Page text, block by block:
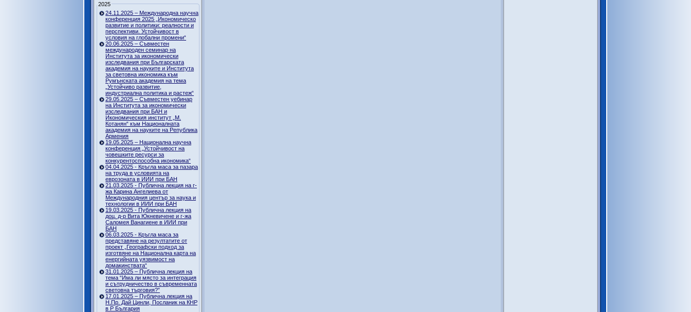
2025
24.11.2025 – Международна научна
конференция 2025 „Икономическо
развитие и политики: реалности и
перспективи. Устойчивост в
условия на глобални промени“
20.06.2025 – Съвместен
международен семинар на
Института за икономически
изследвания при Българската
академия на науките и Института
за световна икономика към
Румънската академия на тема
„Устойчиво развитие,
индустриална политика и растеж“
29.05.2025 – Съвместен уебинар
на Института за икономически
изследвания при БАН и
Икономическия институт „М.
Котанян“ към Националната
академия на науките на Република
Армения
19.05.2025 – Национална научна
конференция „Устойчивост на
човешките ресурси за
конкурентоспособна икономика“
04.04.2025 - Кръгла маса за пазара
на труда в условията на
еврозоната в ИИИ при БАН
21.03.2025 - Публична лекция на г-
жа Карина Ангелиева от
Международния център за наука и
технологии в ИИИ при БАН
19.03.2025 - Публична лекция на
доц. д-р Вита Юкневичене и г-жа
Саломея Ванагиене в ИИИ при
БАН
06.03.2025 - Кръгла маса за
представяне на резултатите от
проект „Географски подход за
изготвяне на Национална карта на
енергийната уязвимост на
домакинствата“
31.01.2025 – Публична лекция на
тема “Има ли място за интеграция
и сътрудничество в съвременната
световна търговия?”
17.01.2025 – Публична лекция на
Н.Пр. Дай Цинли, Посланик на КНР
в Р България